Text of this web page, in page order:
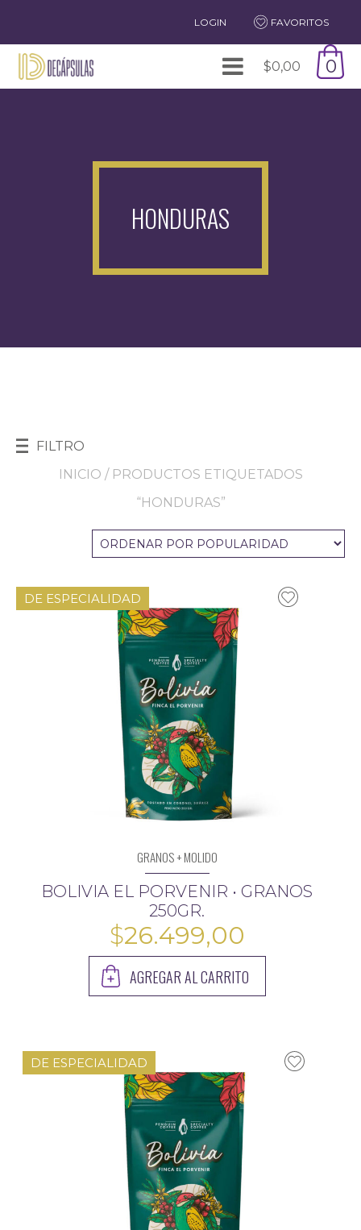
LOGIN FAVORITOS
$0,00 0
HONDURAS
FILTRO
INICIO / PRODUCTOS ETIQUETADOS
“HONDURAS”
DE ESPECIALIDAD
GRANOS + MOLIDO
BOLIVIA EL PORVENIR • GRANOS
250GR.
$26.499,00
AGREGAR AL CARRITO
DE ESPECIALIDAD